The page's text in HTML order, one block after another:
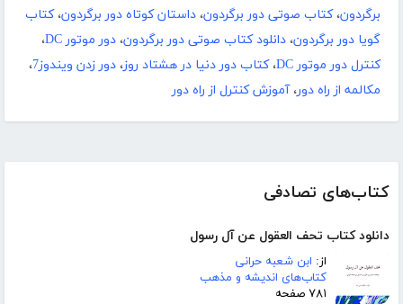
کتاب‌های تصادفی
دانلود کتاب تحف العقول عن آل رسول
از: ابن شعبه حرانی
کتاب‌های اندیشه و مذهب
۷۸۱ صفحه
برگردون،کتاب صوتی دور برگردون، داستان کوتاه دور برگردون،کتاب
گویا دور برگردون، دانلود کتاب صوتی دور برگردون، دور موتور DC
،
کنترل دور موتور DC
،کتاب دور دنیا در هشتاد روز، دور زدن ویندوز7 ،
مکالمه از راه دور،آموزش کنترل از راه دور